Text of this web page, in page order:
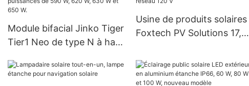
hors réseau
batterie au lithium 51,2 V
Module bifacial Jinko Tiger
Tier1 Neo de type N à haut
16 cellules solaires BB,
Usine de produits solaires
Foxtech PV Solutions 17,55
Brésil et la Colombie :
système hors réseau 120 V